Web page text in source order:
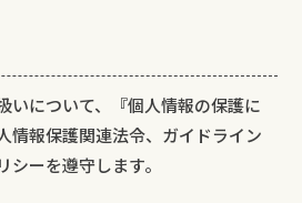
いについて、『個人情報の保護に
情報保護関連法令、ガイドライン
ーを遵守します。